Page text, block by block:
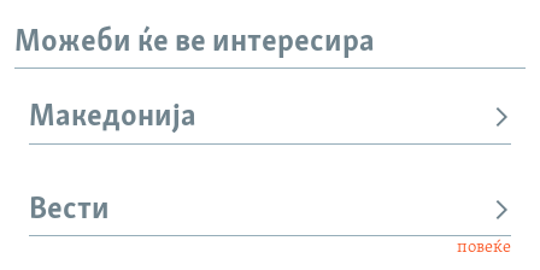
Можеби ќе ве интересира
Македонија
Вести
повеќе